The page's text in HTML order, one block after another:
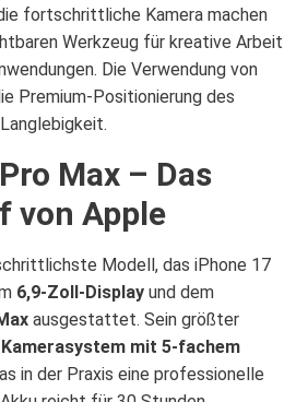
fortschrittliche Kamera machen
Werkzeug für kreative Arbeit
Die Verwendung von
Premium-Positionierung des
Max – Das
von Apple
Modell, das iPhone 17
6,9-Zoll-Display und dem
ausgestattet. Sein größter
Kamerasystem mit 5-fachem
in der Praxis eine professionelle